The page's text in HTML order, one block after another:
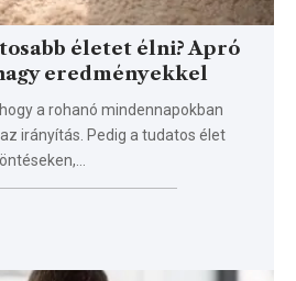
életet élni? Apró
eredményekkel
a rohanó mindennapokban
irányítás. Pedig a tudatos élet